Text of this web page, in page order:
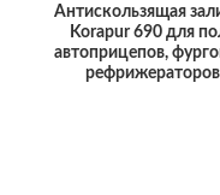
Антискользящая
Korapur 690 для
автоприцепов,
рефрижераторов